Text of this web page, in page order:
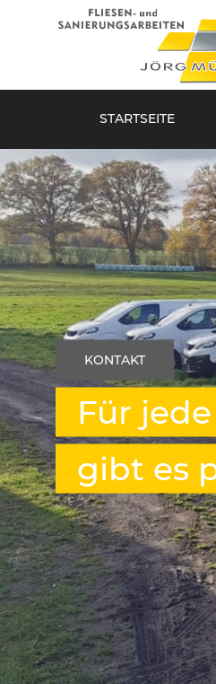
STARTSEITE
KONTAKT
Für
gibt es